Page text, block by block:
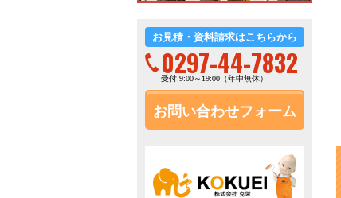
お見積・資料請求はこちらから
0297-44-7832
受付 9:00～19:00（年中無休）
お問い合わせフォーム